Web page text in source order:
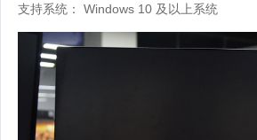
支持系统： Windows 10 及以上系统